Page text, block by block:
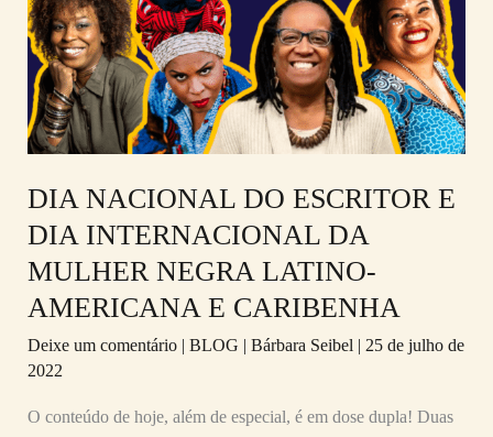
DIA NACIONAL DO ESCRITOR E
DIA INTERNACIONAL DA
MULHER NEGRA LATINO-
AMERICANA E CARIBENHA
Deixe um comentário | BLOG | Bárbara Seibel | 25 de julho de
2022
O conteúdo de hoje, além de especial, é em dose dupla! Duas
ESCRITOR
E
DIA
INTERNACIONAL
DA
MULHER
LATINO-
AMERICANA
E
CARIBENHA